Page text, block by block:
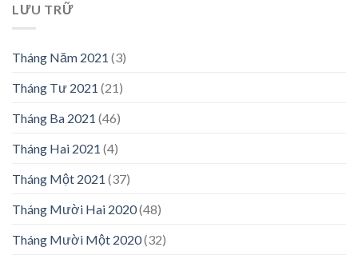
LƯU TRỮ
Tháng Năm 2021 (3)
Tháng Tư 2021 (21)
Tháng Ba 2021 (46)
Tháng Hai 2021 (4)
Tháng Một 2021 (37)
Tháng Mười Hai 2020(48)
Tháng Mười Một 2020(32)